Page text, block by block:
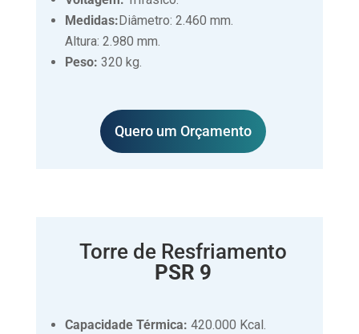
Medidas: Diâmetro: 2.460 mm.
Altura: 2.980 mm.
Peso: 320 kg.
Quero um Orçamento
Torre de Resfriamento
PSR 9
Capacidade Térmica: 420.000 Kcal.